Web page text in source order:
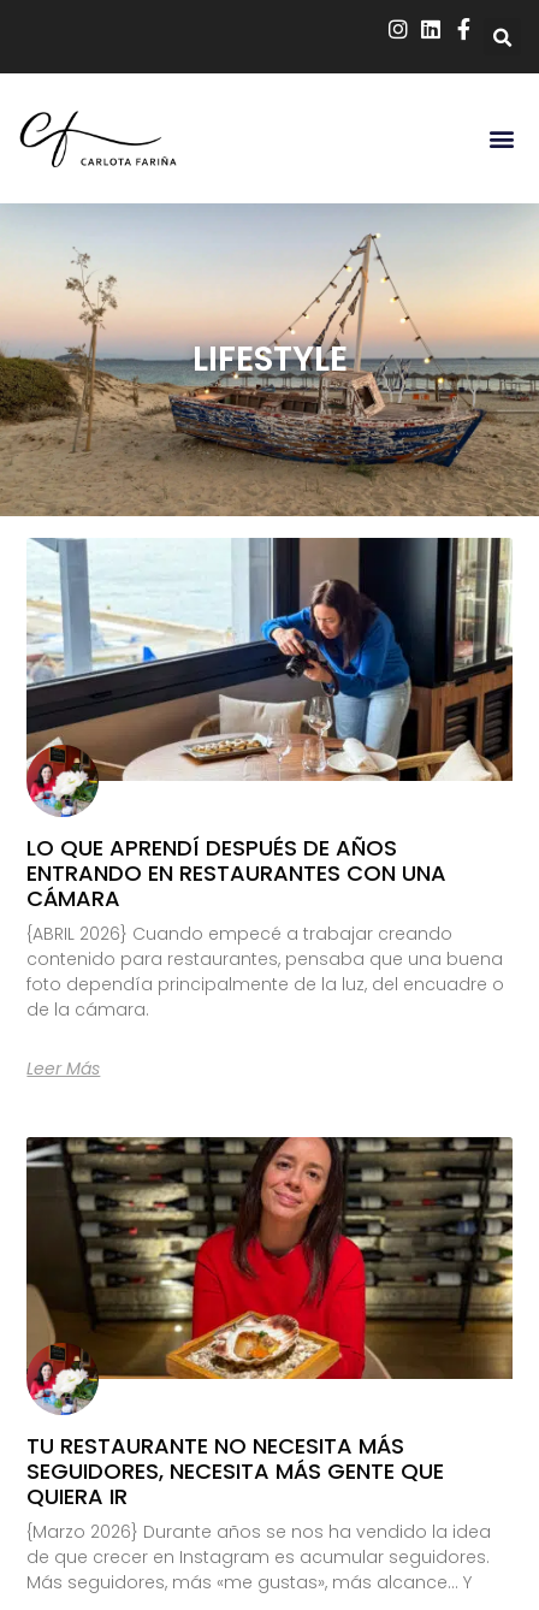
LIFESTYLE
LO QUE APRENDÍ DESPUÉS DE AÑOS
ENTRANDO EN RESTAURANTES CON UNA
CÁMARA
{ABRIL 2026} Cuando empecé a trabajar creando
contenido para restaurantes, pensaba que una buena
foto dependía principalmente de la luz, del encuadre o
de la cámara.
Leer Más
TU RESTAURANTE NO NECESITA MÁS
SEGUIDORES, NECESITA MÁS GENTE QUE
QUIERA IR
{Marzo 2026} Durante años se nos ha vendido la idea
de que crecer en Instagram es acumular seguidores.
Más seguidores, más «me gustas», más alcance… Y